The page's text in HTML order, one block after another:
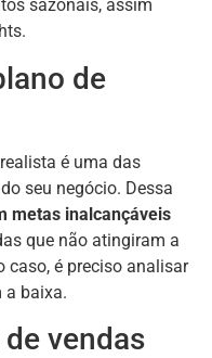
sazonais, assim
de
é uma das
seu negócio. Dessa
metas inalcançáveis
que não atingiram a
caso, é preciso analisar
a baixa.
vendas